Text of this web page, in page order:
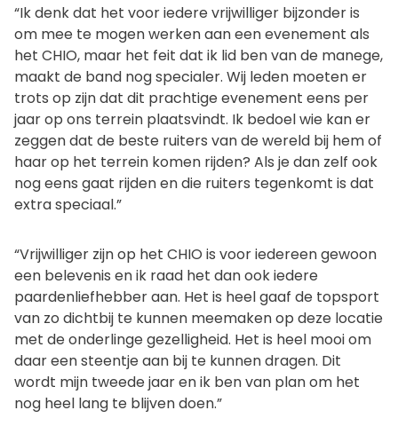
“Ik denk dat het voor iedere vrijwilliger bijzonder is
om mee te mogen werken aan een evenement als
het CHIO, maar het feit dat ik lid ben van de manege,
maakt de band nog specialer. Wij leden moeten er
trots op zijn dat dit prachtige evenement eens per
jaar op ons terrein plaatsvindt. Ik bedoel wie kan er
zeggen dat de beste ruiters van de wereld bij hem of
haar op het terrein komen rijden? Als je dan zelf ook
nog eens gaat rijden en die ruiters tegenkomt is dat
extra speciaal.”
“Vrijwilliger zijn op het CHIO is voor iedereen gewoon
een belevenis en ik raad het dan ook iedere
paardenliefhebber aan. Het is heel gaaf de topsport
van zo dichtbij te kunnen meemaken op deze locatie
met de onderlinge gezelligheid. Het is heel mooi om
daar een steentje aan bij te kunnen dragen. Dit
wordt mijn tweede jaar en ik ben van plan om het
nog heel lang te blijven doen.”